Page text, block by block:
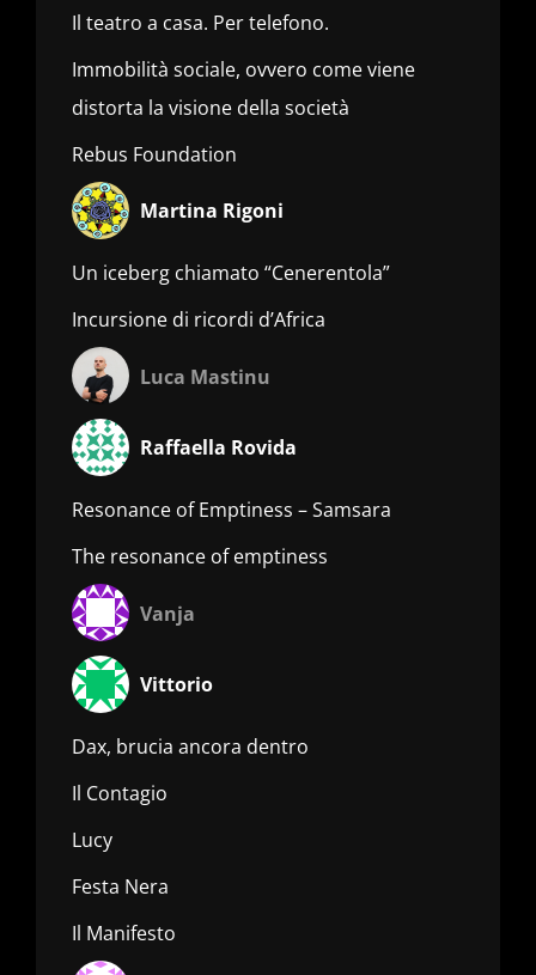
Il teatro a casa. Per telefono.
Immobilità sociale, ovvero come viene
distorta la visione della società
Rebus Foundation
Martina Rigoni
Un iceberg chiamato “Cenerentola”
Incursione di ricordi d’Africa
Luca Mastinu
Raffaella Rovida
Resonance of Emptiness – Samsara
The resonance of emptiness
Vanja
Vittorio
Dax, brucia ancora dentro
Il Contagio
Lucy
Festa Nera
Il Manifesto